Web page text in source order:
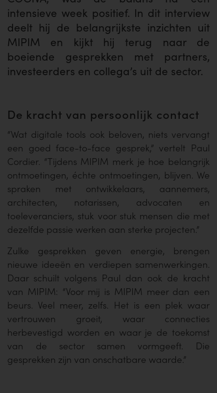
intensieve week positief. In dit interview
deelt hij de belangrijkste inzichten uit
MIPIM en kijkt hij terug naar de
boeiende gesprekken met partners,
investeerders en collega’s uit de sector.
De kracht van persoonlijk contact
“Wat digitale tools ook beloven, niets vervangt
een goed face-to-face gesprek,” vertelt Paul
Cordier. “Tijdens MIPIM merk je hoe belangrijk
ontmoetingen, échte ontmoetingen, blijven. We
spraken met ontwikkelaars, aannemers,
architecten, notarissen, advocaten en
toeleveranciers, stuk voor stuk mensen die met
dezelfde passie werken aan sterke projecten.”
Zulke gesprekken geven energie, brengen
nieuwe ideeën en verdiepen samenwerkingen.
Daar schuilt volgens Paul dan ook de kracht
van MIPIM: “Voor mij is MIPIM meer dan een
beurs. Veel meer, zelfs. Het is een plek waar
vertrouwen groeit, waar connecties
herbevestigd worden en waar je de toekomst
van de sector samen vormgeeft. Die
gesprekken zijn van onschatbare waarde.”